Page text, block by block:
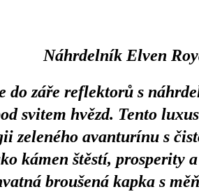
Náhrdelník Elven
do záře reflektorů s
svitem hvězd. Tento
zeleného avanturínu s
kámen štěstí, prosperity
broušená kapka s